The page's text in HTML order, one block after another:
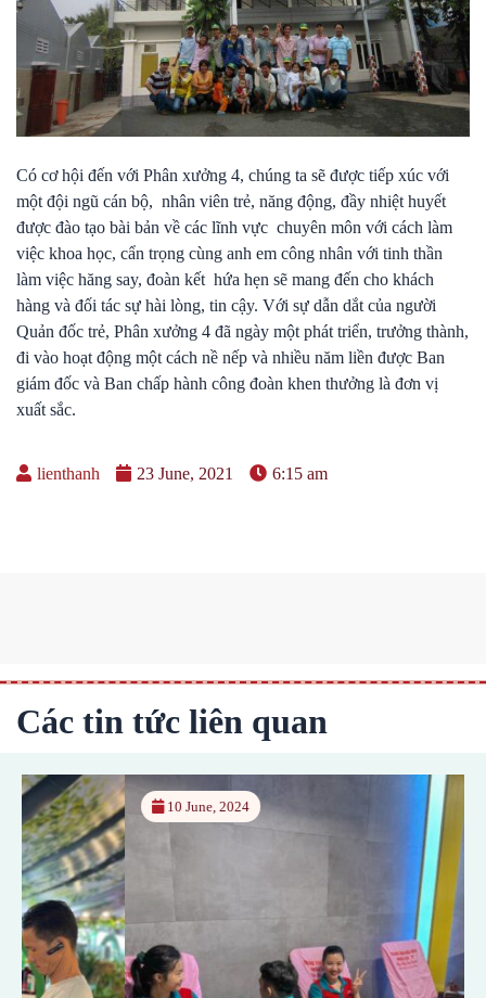
Có cơ hội đến với Phân xưởng 4, chúng ta sẽ được tiếp xúc với
một đội ngũ cán bộ, nhân viên trẻ, năng động, đầy nhiệt huyết
được đào tạo bài bản về các lĩnh vực chuyên môn với cách làm
việc khoa học, cẩn trọng cùng anh em công nhân với tinh thần
làm việc hăng say, đoàn kết hứa hẹn sẽ mang đến cho khách
hàng và đối tác sự hài lòng, tin cậy. Với sự dẫn dắt của người
Quản đốc trẻ, Phân xưởng 4 đã ngày một phát triển, trưởng thành,
đi vào hoạt động một cách nề nếp và nhiều năm liền được Ban
giám đốc và Ban chấp hành công đoàn khen thưởng là đơn vị
xuất sắc.
lienthanh 23 June, 2021 6:15 am
Các tin tức liên quan
10 June, 2024